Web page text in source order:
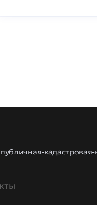
публичная-